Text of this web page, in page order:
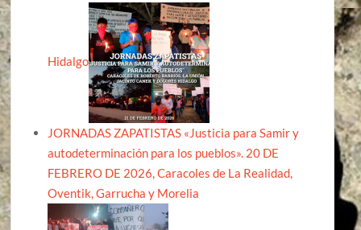
Hidalgo
JORNADAS ZAPATISTAS «Justicia para Samir y
autodeterminación para los pueblos». 20 DE
FEBRERO DE 2026, Caracoles de La Realidad,
Oventik, Garrucha y Morelia